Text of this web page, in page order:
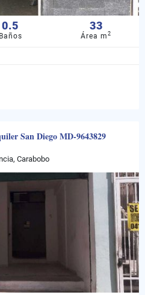
0.5
Baños
33
Área m2
San Diego MD-9643829
Carabobo